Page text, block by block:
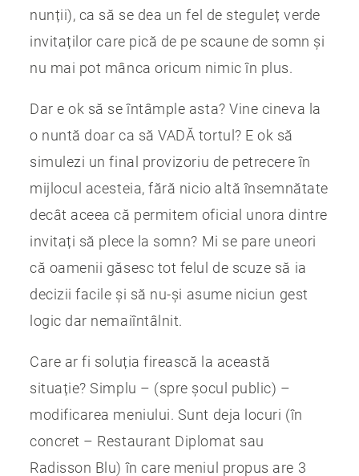
nunții), ca să se dea un fel de steguleț verde
invitaților care pică de pe scaune de somn și
nu mai pot mânca oricum nimic în plus.
Dar e ok să se întâmple asta? Vine cineva la
o nuntă doar ca să VADĂ tortul? E ok să
simulezi un final provizoriu de petrecere în
mijlocul acesteia, fără nicio altă însemnătate
decât aceea că permitem oficial unora dintre
invitați să plece la somn? Mi se pare uneori
că oamenii găsesc tot felul de scuze să ia
decizii facile și să nu-și asume niciun gest
logic dar nemaiîntâlnit.
Care ar fi soluția firească la această
situație? Simplu – (spre șocul public) –
modificarea meniului. Sunt deja locuri (în
concret – Restaurant Diplomat sau
Radisson Blu) în care meniul propus are 3